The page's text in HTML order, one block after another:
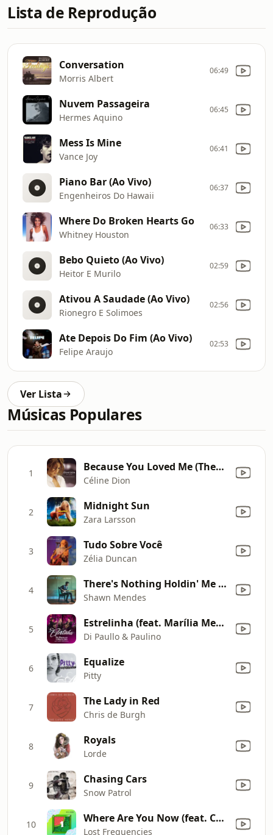
Lista de Reprodução
Conversation
Morris Albert
06:49
Nuvem Passageira
Hermes Aquino
06:45
Mess Is Mine
Vance Joy
06:41
Piano Bar (Ao Vivo)
Engenheiros Do Hawaii
06:37
Where Do Broken Hearts Go
Whitney Houston
06:33
Bebo Quieto (Ao Vivo)
Heitor E Murilo
02:59
Ativou A Saudade (Ao Vivo)
Rionegro E Solimoes
02:56
Ate Depois Do Fim (Ao Vivo)
Felipe Araujo
02:53
Ver Lista
Músicas Populares
1 Because You Loved Me (Theme from "Up Close and Personal")
Céline Dion
2 Midnight Sun
Zara Larsson
3 Tudo Sobre Você
Zélia Duncan
4 There's Nothing Holdin' Me Back
Shawn Mendes
5 Estrelinha (feat. Marília Mendonça) [Ao Vivo]
Di Paullo & Paulino
6 Equalize
Pitty
7 The Lady in Red
Chris de Burgh
8 Royals
Lorde
9 Chasing Cars
Snow Patrol
10 Where Are You Now (feat. Chesqua)
Lost Frequencies